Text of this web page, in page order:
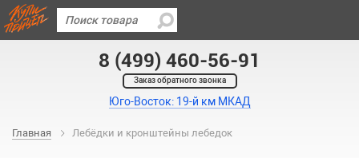
8 (499) 460-56-91
Заказ обратного звонка
Юго-Восток: 19-й км МКАД
Главная Лебёдки и кронштейны лебедок